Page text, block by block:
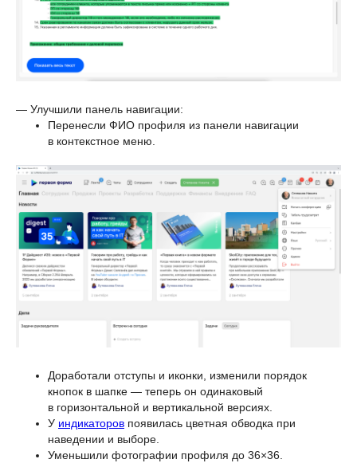
— Улучшили панель навигации:
Перенесли ФИО профиля из панели навигации
в контекстное меню.
Доработали отступы и иконки, изменили порядок
кнопок в шапке — теперь он одинаковый
в горизонтальной и вертикальной версиях.
У индикаторов появилась цветная обводка при
наведении и выборе.
Уменьшили фотографии профиля до 36×36.